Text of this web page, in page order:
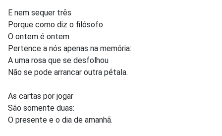
E nem sequer três
Porque como diz o filósofo
O ontem é ontem
Pertence a nós apenas na memória:
A uma rosa que se desfolhou
Não se pode arrancar outra pétala.
As cartas por jogar
São somente duas:
O presente e o dia de amanhã.